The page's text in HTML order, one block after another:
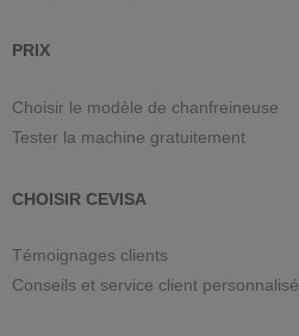
PRIX
Choisir le modèle de chanfreineuse
Tester la machine gratuitement
CHOISIR CEVISA
Témoignages clients
Conseils et service client personnalisé